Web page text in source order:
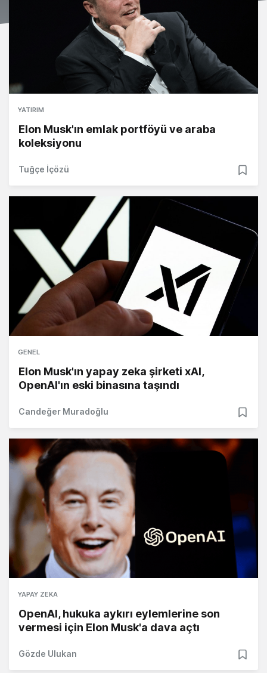
YATIRIM
Elon Musk'ın emlak portföyü ve araba
koleksiyonu
Tuğçe İçözü
GENEL
Elon Musk'ın yapay zeka şirketi xAI,
OpenAI'ın eski binasına taşındı
Candeğer Muradoğlu
YAPAY ZEKA
OpenAI, hukuka aykırı eylemlerine son
vermesi için Elon Musk'a dava açtı
Gözde Ulukan